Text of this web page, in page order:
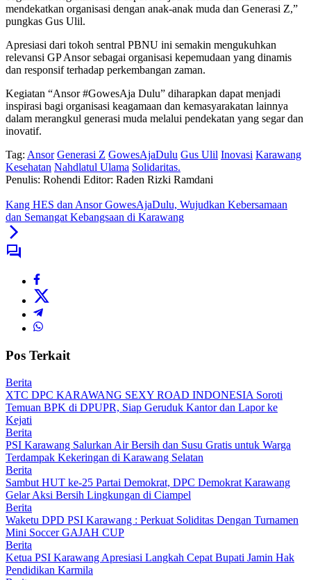
mendekatkan organisasi dengan anak-anak muda dan Generasi Z,”
pungkas Gus Ulil.
Apresiasi dari tokoh sentral PBNU ini semakin mengukuhkan
relevansi GP Ansor sebagai organisasi kepemudaan yang dinamis
dan responsif terhadap perkembangan zaman.
Kegiatan “Ansor #GowesAja Dulu” diharapkan dapat menjadi
inspirasi bagi organisasi keagamaan dan kemasyarakatan lainnya
dalam merangkul generasi muda melalui pendekatan yang segar dan
inovatif.
Tag: Ansor Generasi Z GowesAjaDulu Gus Ulil Inovasi Karawang
Kesehatan Nahdlatul Ulama Solidaritas.
Penulis: Rohendi Editor: Raden Rizki Ramdani
Kang HES dan Ansor GowesAjaDulu, Wujudkan Kebersamaan
dan Semangat Kebangsaan di Karawang
Pos Terkait
Berita
XTC DPC KARAWANG SEXY ROAD INDONESIA Soroti
Temuan BPK di DPUPR, Siap Geruduk Kantor dan Lapor ke
Kejati
Berita
PSI Karawang Salurkan Air Bersih dan Susu Gratis untuk Warga
Terdampak Kekeringan di Karawang Selatan
Berita
Sambut HUT ke-25 Partai Demokrat, DPC Demokrat Karawang
Gelar Aksi Bersih Lingkungan di Ciampel
Berita
Waketu DPD PSI Karawang : Perkuat Soliditas Dengan Turnamen
Mini Soccer GAJAH CUP
Berita
Ketua PSI Karawang Apresiasi Langkah Cepat Bupati Jamin Hak
Pendidikan Karmila